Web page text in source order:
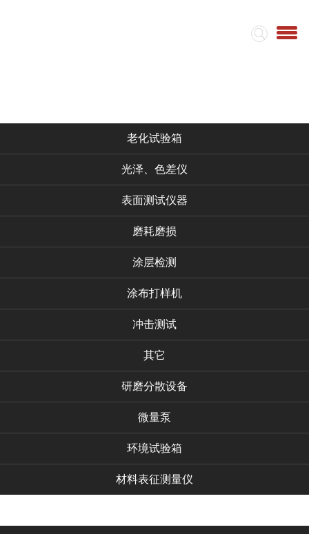
老化试验箱
光泽、色差仪
表面测试仪器
磨耗磨损
涂层检测
涂布打样机
冲击测试
其它
研磨分散设备
微量泵
环境试验箱
材料表征测量仪